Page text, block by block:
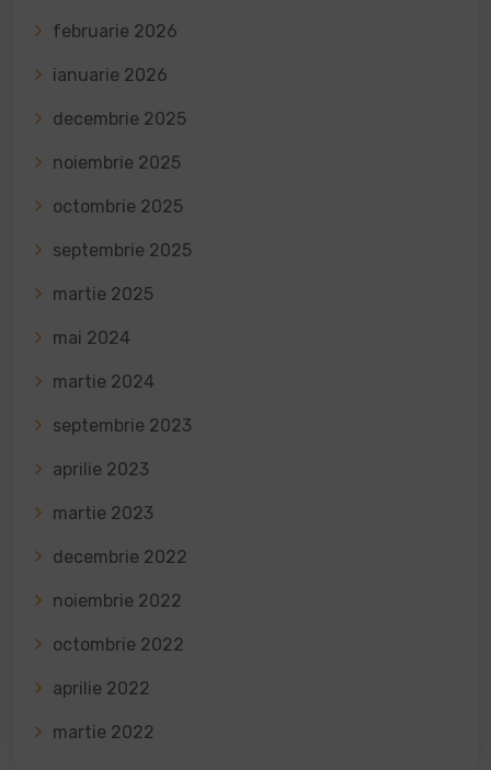
februarie 2026
ianuarie 2026
decembrie 2025
noiembrie 2025
octombrie 2025
septembrie 2025
martie 2025
mai 2024
martie 2024
septembrie 2023
aprilie 2023
martie 2023
decembrie 2022
noiembrie 2022
octombrie 2022
aprilie 2022
martie 2022